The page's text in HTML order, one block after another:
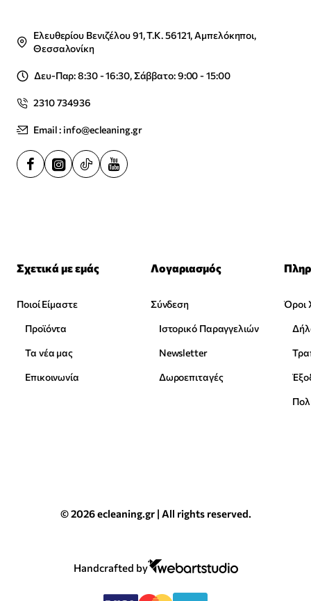
Ελευθερίου Βενιζέλου 91, Τ.Κ. 56121, Αμπελόκηποι,
Θεσσαλονίκη
Δευ-Παρ: 8:30 - 16:30, Σάββατο: 9:00 - 15:00
2310 734936
Email : info@ecleaning.gr
Σχετικά με εμάς
Ποιοί Είμαστε
Προϊόντα
Τα νέα μας
Επικοινωνία
Λογαριασμός
Σύνδεση
Ιστορικό Παραγγελιών
Newsletter
Δωροεπιταγές
Όροι
© 2026 ecleaning.gr | All rights reserved.
Handcrafted by